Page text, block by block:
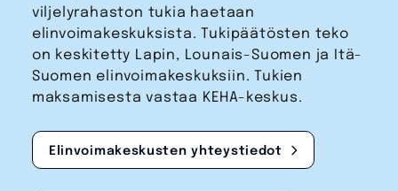
viljelyrahaston tukia haetaan
elinvoimakeskuksista. Tukipäätösten teko
on keskitetty Lapin, Lounais-Suomen ja Itä-
Suomen elinvoimakeskuksiin. Tukien
maksamisesta vastaa KEHA-keskus.
Elinvoimakeskusten yhteystiedot